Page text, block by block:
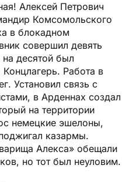
Алексей Петрович
Комсомольского
в блокадном
совершил девять
десятой был
Работа в
Установил связь с
в Арденнах создал
на территории
немецкие эшелоны,
казармы.
Алекса» обещали
но тот был неуловим.